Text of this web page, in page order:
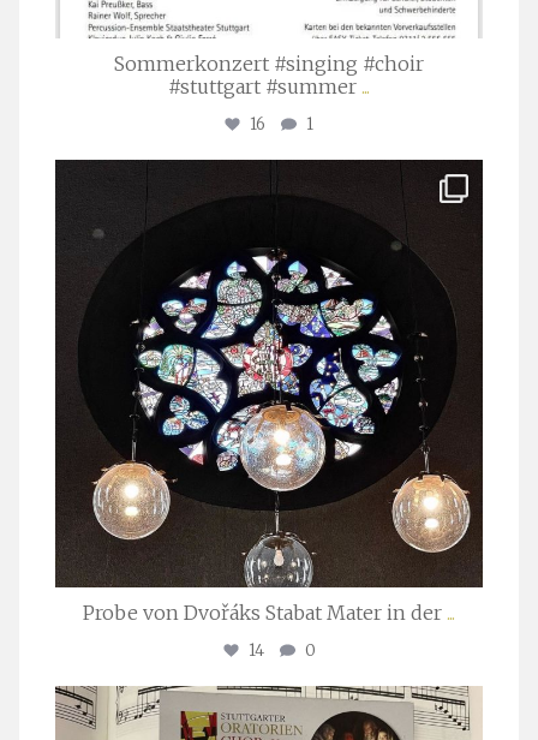
Sommerkonzert #singing #choir
#stuttgart #summer ...
16 1
Apr. 1
Probe von Dvořáks Stabat Mater in der ...
14 0
stuttgarter_oratorienchor
Nov. 29